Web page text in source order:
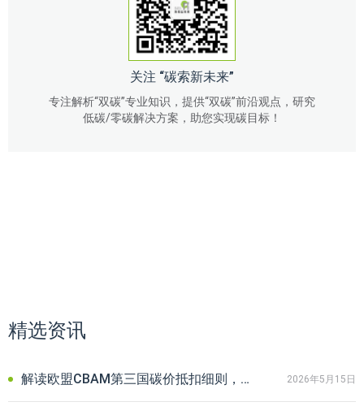
关注 “碳索新未来”
专注解析“双碳”专业知识，提供“双碳”前沿观点，研究
低碳/零碳解决方案，助您实现碳目标！
精选资讯
解读欧盟CBAM第三国碳价抵扣细则，中国出口企业的“省钱红利”在哪？ 2026年5月15日